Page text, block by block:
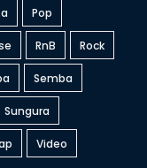
Pop
RnB Rock
Semba
Sungura
Video